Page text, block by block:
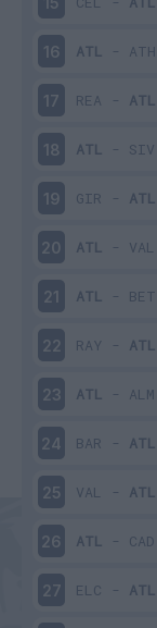
16 ATL - ATH
17 REA - ATL
18 ATL - SIV
19 GIR - ATL
20 ATL - VAL
21 ATL - BET
22 RAY - ATL
23 ATL - ALM
24 BAR - ATL
25 VAL - ATL
26 ATL - CAD
27 ELC - ATL